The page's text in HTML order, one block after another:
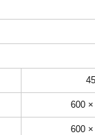
600
600